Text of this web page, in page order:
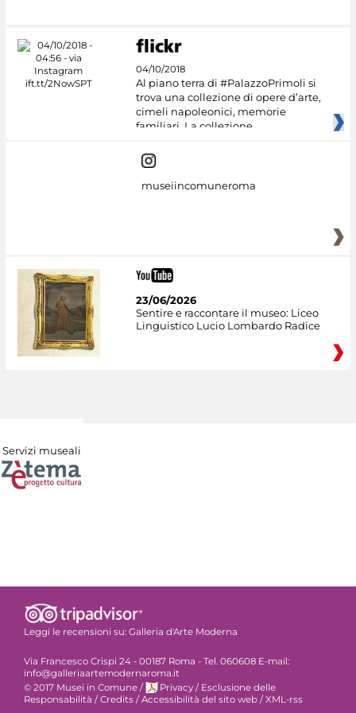
04/10/2018
Al piano terra di #PalazzoPrimoli si
trova una collezione di opere d’arte,
cimeli napoleonici, memorie
familiari. La collezione
museiincomuneroma
23/06/2026
Sentire e raccontare il museo: Liceo
Linguistico Lucio Lombardo Radice
Servizi museali
Leggi le recensioni su: Galleria d'Arte Moderna
Via Francesco Crispi 24 - 00187 Roma - Tel. 060608 E-mail:
info@galleriaartemodernaroma.it
© 2017 Musei in Comune / Privacy / Esclusione delle
Responsabilità / Credits / Accessibilità del sito web / XML-rss